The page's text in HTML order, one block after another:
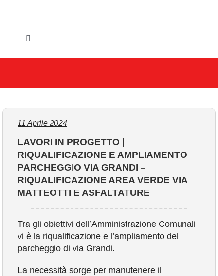
Toggle
IL COMUNE
SERVIZI E UTILITA’
AREE TEMATICHE
VIVERE VANZAGO
COMUNICAZIONE
11 Aprile 2024
LAVORI IN PROGETTO |
RIQUALIFICAZIONE E AMPLIAMENTO
PARCHEGGIO VIA GRANDI –
RIQUALIFICAZIONE AREA VERDE VIA
MATTEOTTI E ASFALTATURE
Tra gli obiettivi dell’Amministrazione Comunali
vi è la riqualificazione e l’ampliamento del
parcheggio di via Grandi.
La necessità sorge per manutenere il